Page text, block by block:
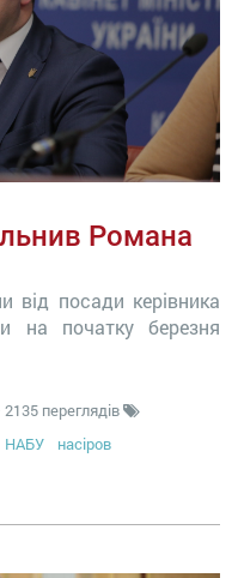
Романа
від посади керівника
на початку березня
переглядів
НАБУ насіров